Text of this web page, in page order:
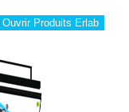
Ouvrir Produits Erlab